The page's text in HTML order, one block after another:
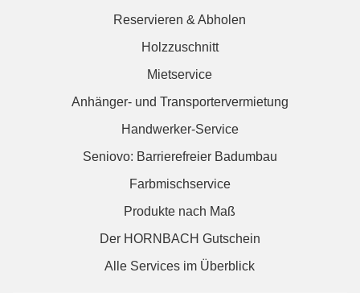
Reservieren & Abholen
Holzzuschnitt
Mietservice
Anhänger- und Transportervermietung
Handwerker-Service
Seniovo: Barrierefreier Badumbau
Farbmischservice
Produkte nach Maß
Der HORNBACH Gutschein
Alle Services im Überblick